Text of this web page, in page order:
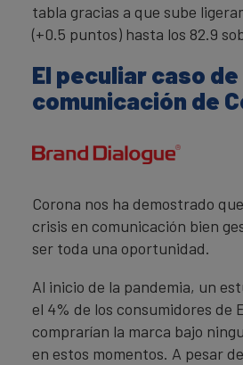
tabla gracias a que sube
(+0.5 puntos) hasta los 82.9
El peculiar caso
comunicación de
Corona nos ha demostrado
crisis en comunicación bien
ser toda una oportunidad.
Al inicio de la pandemia, un
el 4% de los consumidores de
comprarían la marca bajo
en estos momentos. A pesar